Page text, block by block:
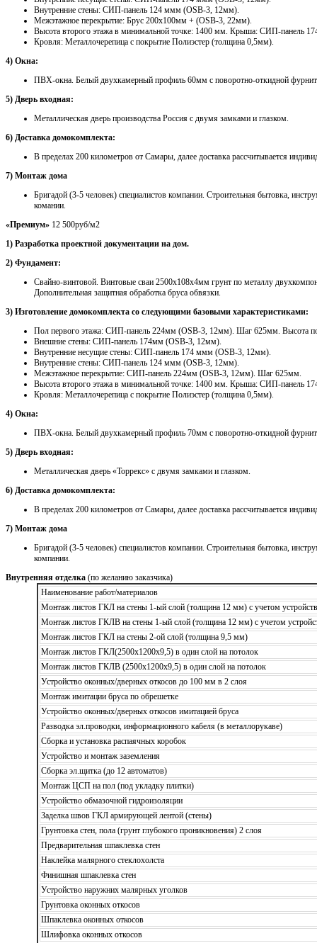
Внутренние стены: СИП-панель 124 ммм (OSB-3, 12мм).
Межэтажное перекрытие: Брус 200х100мм + (OSB-3, 22мм).
Высота второго этажа в минимальной точке: 1400 мм. Крыша: СИП-панель
Кровля: Металлочерепица с покрытие Полиэстер (толщина 0,5мм).
4) Окна:
ПВХ-окна. Белый двухкамерный профиль 60мм с поворотно-откидной
5) Дверь входная:
Металлическая дверь производства Россия с двумя замками и глазком.
6) Доставка домокомплекта:
В пределах 200 километров от Самары, далее доставка рассчитывается
7) Монтаж дома
Бригадой (3-5 человек) специалистов компании. Строительная бытовка,
комании.
«Премиум» 12 500руб/м2
1) Разработка проектной документации на дом.
2) Фундамент:
Свайно-винтовой. Винтовые сваи 2500х108х4мм грунт по металлу
Дополнительная защитная обработка бруса обвязки.
3) Изготовление домокомплекта со следующими базовыми характеристиками:
Пол первого этажа: СИП-панель 224мм (OSB-3, 12мм). Шаг 625мм. Высота
Внешние стены: СИП-панель 174мм (OSB-3, 12мм).
Внутренние несущие стены: СИП-панель 174 ммм (OSB-3, 12мм).
Внутренние стены: СИП-панель 124 ммм (OSB-3, 12мм).
Межэтажное перекрытие: СИП-панель 224мм (OSB-3, 12мм). Шаг 625мм.
Высота второго этажа в минимальной точке: 1400 мм. Крыша: СИП-панель
Кровля: Металлочерепица с покрытие Полиэстер (толщина 0,5мм).
4) Окна:
ПВХ-окна. Белый двухкамерный профиль 70мм с поворотно-откидной
5) Дверь входная:
Металлическая дверь «Торрекс» с двумя замками и глазком.
6) Доставка домокомплекта:
В пределах 200 километров от Самары, далее доставка рассчитывается
7) Монтаж дома
Бригадой (3-5 человек) специалистов компании. Строительная бытовка,
компании.
Внутренняя отделка (по желанию заказчика)
Наименование работ/материалов
Монтаж листов ГКЛ на стены 1-ый слой (толщина 12 мм) с учетом
Монтаж листов ГКЛВ на стены 1-ый слой (толщина 12 мм) с учетом
Монтаж листов ГКЛ на стены 2-ой слой (толщина 9,5 мм)
Монтаж листов ГКЛ(2500х1200х9,5) в один слой на потолок
Монтаж листов ГКЛВ (2500х1200х9,5) в один слой на потолок
Устройство оконных/дверных откосов до 100 мм в 2 слоя
Монтаж имитации бруса по обрешетке
Устройство оконных/дверных откосов имитацией бруса
Разводка эл.проводки, информационного кабеля (в металлорукаве)
Сборка и установка распаячных коробок
Устройство и монтаж заземления
Сборка эл.щитка (до 12 автоматов)
Монтаж ЦСП на пол (под укладку плитки)
Устройство обмазочной гидроизоляции
Заделка швов ГКЛ армирующей лентой (стены)
Грунтовка стен, пола (грунт глубокого проникновения) 2 слоя
Предварительная шпаклевка стен
Наклейка малярного стеклохолста
Финишная шпаклевка стен
Устройство наружних малярных уголков
Грунтовка оконных откосов
Шпаклевка оконных откосов
Шлифовка оконных откосов